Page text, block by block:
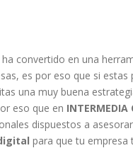
convertido en una
es por eso que si
una muy buena
eso que en INTERMEDIA
dispuestos a
para que tu empresa